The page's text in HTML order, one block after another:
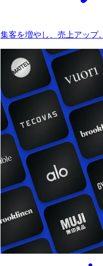
集客を増やし、売上アップ。